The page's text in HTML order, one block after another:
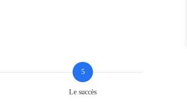
5
Le succès